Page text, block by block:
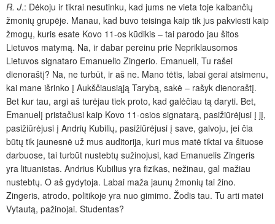
R. J.: Dėkoju ir tikrai nesutinku, kad jums ne vieta toje kalbančių
žmonių grupėje. Manau, kad buvo teisinga kaip tik jus pakviesti kaip
žmogų, kuris esate Kovo 11-os kūdikis – tai parodo jau šitos
Lietuvos matymą. Na, ir dabar pereinu prie Nepriklausomos
Lietuvos signataro Emanuelio Zingerio. Emanueli, Tu rašei
dienoraštį? Na, ne turbūt, ir aš ne. Mano tėtis, labai gerai atsimenu,
kai mane išrinko į Aukščiausiąją Tarybą, sakė – rašyk dienoraštį.
Bet kur tau, argi aš turėjau tiek proto, kad galėčiau tą daryti. Bet,
Emanuelį pristačiusi kaip Kovo 11-osios signatarą, pasižiūrėjusi į jį,
pasižiūrėjusi į Andrių Kubilių, pasižiūrėjusi į save, galvoju, jei čia
būtų tik jaunesnė už mus auditorija, kuri mus matė tiktai va šituose
darbuose, tai turbūt nustebtų sužinojusi, kad Emanuelis Zingeris
yra lituanistas. Andrius Kubilius yra fizikas, nežinau, gal mažiau
nustebtų. O aš gydytoja. Labai maža jaunų žmonių tai žino.
Zingeris, atrodo, politikoje yra nuo gimimo. Žodis tau. Tu arti matei
Vytautą, pažinojai. Studentas?